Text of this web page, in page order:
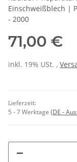
Einschweißblech |
- 2000
71,00 €
inkl. 19% USt. ,
Lieferzeit:
5 - 7 Werktage (DE -